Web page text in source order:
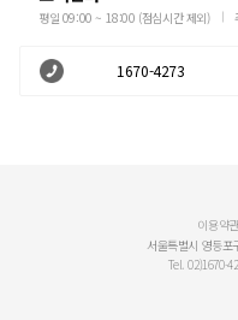
평일 09:00 ~ 18:00 (점심시간 제외)
1670-4273
이용약관
서울특별시 영등포
Tel. 02)1670-